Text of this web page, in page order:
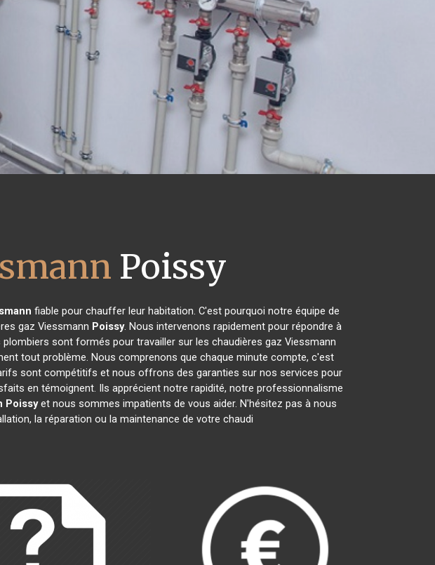
Poissy
fiable pour chauffer leur habitation. C'est pourquoi notre équipe de
gaz Viessmann Poissy. Nous intervenons rapidement pour répondre à
sont formés pour travailler sur les chaudières gaz Viessmann
tout problème. Nous comprenons que chaque minute compte, c'est
sont compétitifs et nous offrons des garanties sur nos services pour
en témoignent. Ils apprécient notre rapidité, notre professionnalisme
Poissyet nous sommes impatients de vous aider. N'hésitez pas à nous
la réparation ou la maintenance de votre chaudi